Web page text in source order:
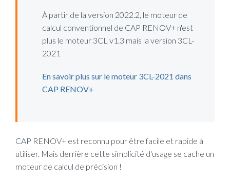
À partir de la version 2022.2, le moteur de
calcul conventionnel de CAP RENOV+ n'est
plus le moteur 3CL v1.3 mais la version 3CL-
2021
En savoir plus sur le moteur 3CL-2021 dans
CAP RENOV+
CAP RENOV+ est reconnu pour être facile et rapide à
utiliser. Mais derrière cette simplicité d'usage se cache un
moteur de calcul de précision !